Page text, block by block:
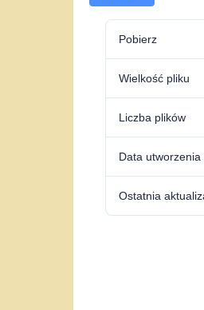
Pobierz
Wielkość pliku
Liczba plików
Data utworzenia
Ostatnia